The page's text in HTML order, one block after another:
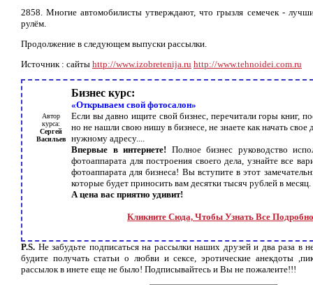
2858. Многие автомобилисты утверждают, что грызля семечек -
рулём.
Продолжение в следующем выпуски рассылки.
Источник : сайты http://www.izobretenija.ru http://www.tehnoidei.com.ru
Автор
курса:
Сергей
Васильев
Бизнес курс:
«Открываем свой фотосалон»
Если вы давно ищите свой бизнес, перечитали горы книг,
но не нашли свою нишу в бизнесе, не знаете как начать
нужному адресу....
Впервые в интернете! Полное бизнес руководство
фотоаппарата для построения своего дела, узнайте все
фотоаппарата для бизнеса! Вы вступите в этот
которые будет приносить вам десятки тысяч рублей в месяц.
А цена вас приятно удивит!
Кликните Сюда, Чтобы Узнать Все
P.S. Не забудьте подписаться на рассылки наших друзей и два раза в
будите получать статьи о любви и сексе, эротические анекдоты
рассылок в инете еще не было! Подписывайтесь и Вы не пожалеите!!!